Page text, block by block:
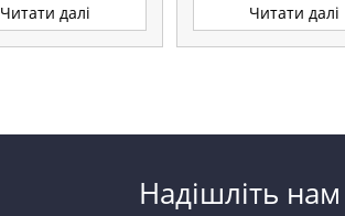
Читати далі Читати далі
Надішліть